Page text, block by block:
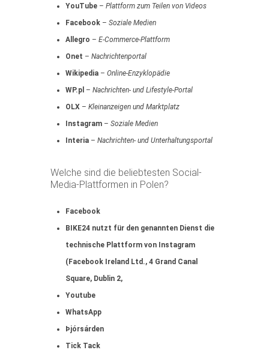
YouTube – Plattform zum Teilen von Videos
Facebook – Soziale Medien
Allegro – E-Commerce-Plattform
Onet – Nachrichtenportal
Wikipedia – Online-Enzyklopädie
WP.pl – Nachrichten- und Lifestyle-Portal
OLX – Kleinanzeigen und Marktplatz
Instagram – Soziale Medien
Interia – Nachrichten- und Unterhaltungsportal
Welche sind die beliebtesten Social-
Media-Plattformen in Polen?
Facebook
BIKE24 nutzt für den genannten Dienst die
technische Plattform von Instagram
(Facebook Ireland Ltd., 4 Grand Canal
Square, Dublin 2,
Youtube
WhatsApp
Þjórsárden
Tick Tack